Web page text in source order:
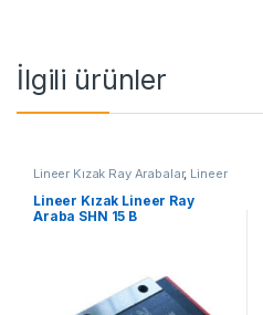
İlgili ürünler
Lineer Kızak Ray Arabalar, Lineer
Ray Araba SHN B Serisi Mekanik
Ürünler
Lineer Kızak Lineer Ray
Araba SHN 15 B